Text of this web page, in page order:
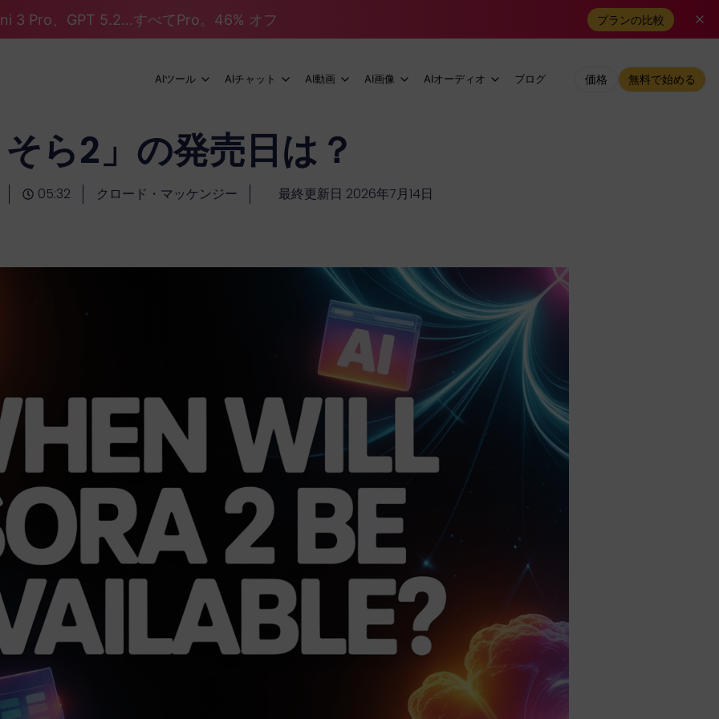
3 Pro、GPT 5.2...すべてPro。46% オフ プランの比較
AIツール AIチャット AI動画 AI画像 AIオーディオ ブログ 価格 無料で始める
そら2」の発売日は？
05:32 クロード・マッケンジー 最終更新日 2026年7月14日